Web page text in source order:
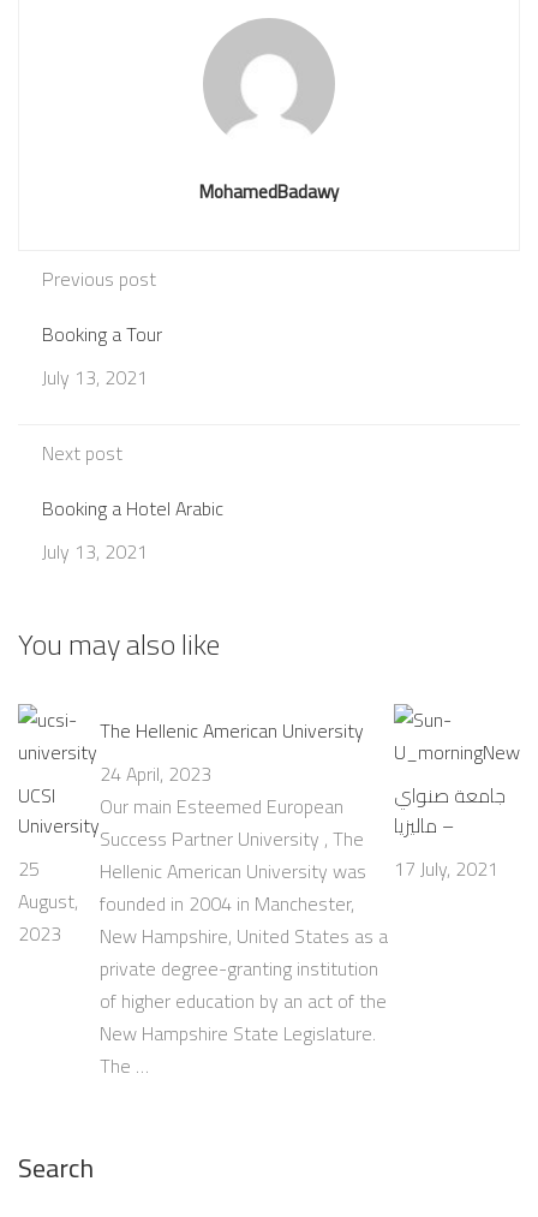
MohamedBadawy
Previous post
Booking a Tour
July 13, 2021
Next post
Booking a Hotel Arabic
July 13, 2021
You may also like
UCSI
University
25
August,
2023
The Hellenic American University
24 April, 2023
Our main Esteemed European
Success Partner University , The
Hellenic American University was
founded in 2004 in Manchester,
New Hampshire, United States as a
private degree-granting institution
of higher education by an act of the
New Hampshire State Legislature.
The …
جامعة صنواي
– ماليزيا
17 July, 2021
Search